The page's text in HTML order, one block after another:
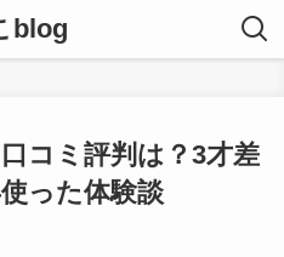
blog
口コミ評判は？3才差
った体験談